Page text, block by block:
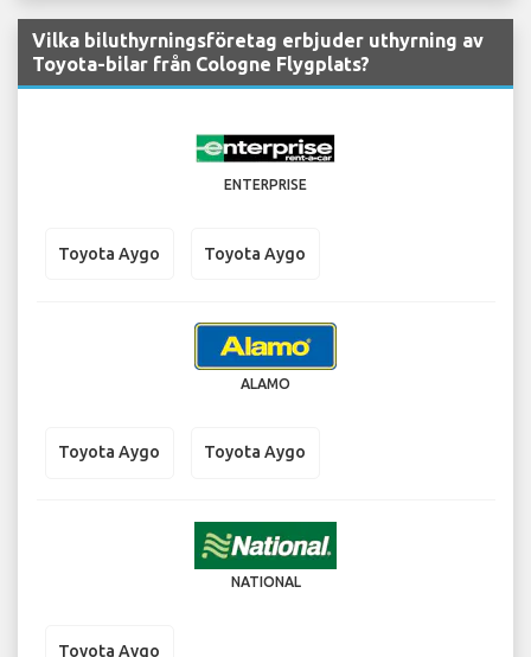
Vilka biluthyrningsföretag erbjuder uthyrning av
Toyota-bilar från Cologne Flygplats?
ENTERPRISE
Toyota Aygo Toyota Aygo
ALAMO
Toyota Aygo Toyota Aygo
NATIONAL
Toyota Aygo